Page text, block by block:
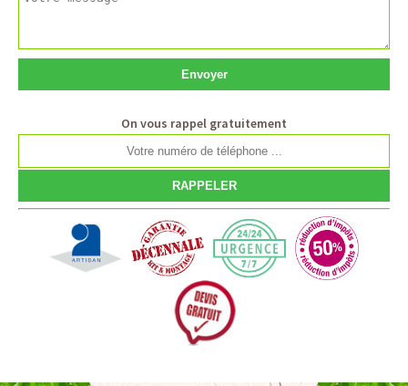
On vous rappel gratuitement